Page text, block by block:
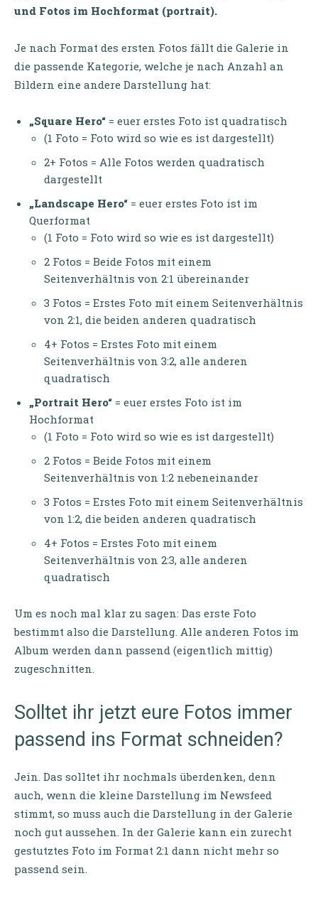
und Fotos im Hochformat (portrait).
Je nach Format des ersten Fotos fällt die Galerie in
die passende Kategorie, welche je nach Anzahl an
Bildern eine andere Darstellung hat:
„Square Hero“ = euer erstes Foto ist quadratisch
(1 Foto = Foto wird so wie es ist dargestellt)
2+ Fotos = Alle Fotos werden quadratisch
dargestellt
„Landscape Hero“ = euer erstes Foto ist im
Querformat
(1 Foto = Foto wird so wie es ist dargestellt)
2 Fotos = Beide Fotos mit einem
Seitenverhältnis von 2:1 übereinander
3 Fotos = Erstes Foto mit einem Seitenverhältnis
von 2:1, die beiden anderen quadratisch
4+ Fotos = Erstes Foto mit einem
Seitenverhältnis von 3:2, alle anderen
quadratisch
„Portrait Hero“ = euer erstes Foto ist im
Hochformat
(1 Foto = Foto wird so wie es ist dargestellt)
2 Fotos = Beide Fotos mit einem
Seitenverhältnis von 1:2 nebeneinander
3 Fotos = Erstes Foto mit einem Seitenverhältnis
von 1:2, die beiden anderen quadratisch
4+ Fotos = Erstes Foto mit einem
Seitenverhältnis von 2:3, alle anderen
quadratisch
Um es noch mal klar zu sagen: Das erste Foto
bestimmt also die Darstellung. Alle anderen Fotos im
Album werden dann passend (eigentlich mittig)
zugeschnitten.
Solltet ihr jetzt eure Fotos immer
passend ins Format schneiden?
Jein. Das solltet ihr nochmals überdenken, denn
auch, wenn die kleine Darstellung im Newsfeed
stimmt, so muss auch die Darstellung in der Galerie
noch gut aussehen. In der Galerie kann ein zurecht
gestutztes Foto im Format 2:1 dann nicht mehr so
passend sein.